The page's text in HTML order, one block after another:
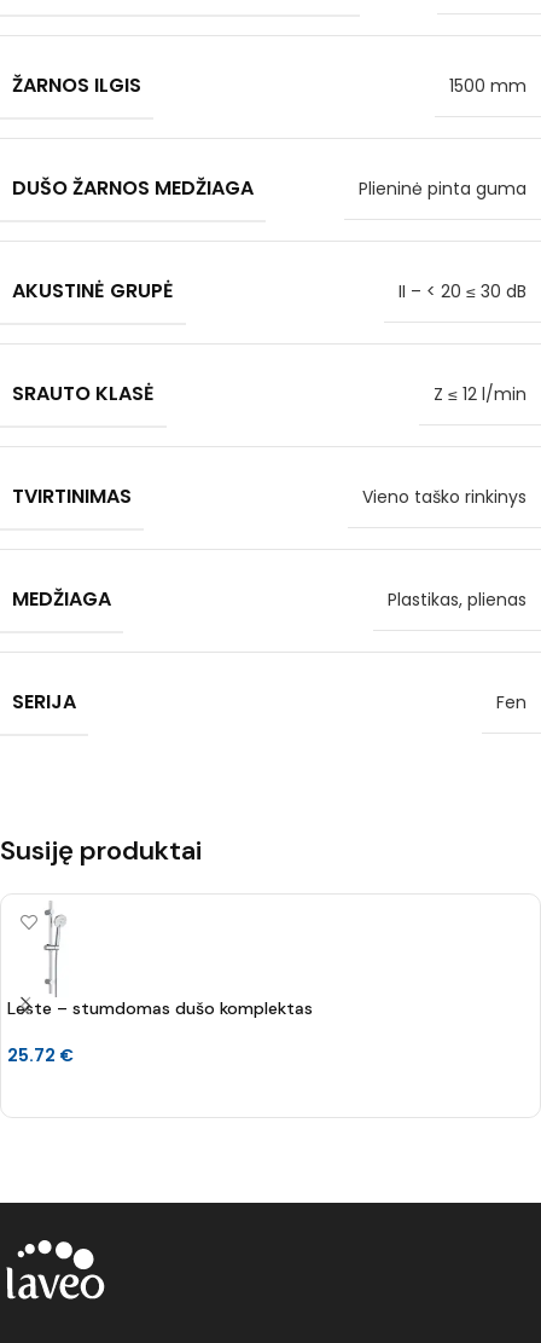
ŽARNOS ILGIS 1500 mm
DUŠO ŽARNOS MEDŽIAGA Plieninė pinta guma
AKUSTINĖ GRUPĖ II – < 20 ≤ 30 dB
SRAUTO KLASĖ Z ≤ 12 l/min
TVIRTINIMAS Vieno taško rinkinys
MEDŽIAGA Plastikas, plienas
SERIJA Fen
Susiję produktai
Leste – stumdomas dušo komplektas
25.72 €